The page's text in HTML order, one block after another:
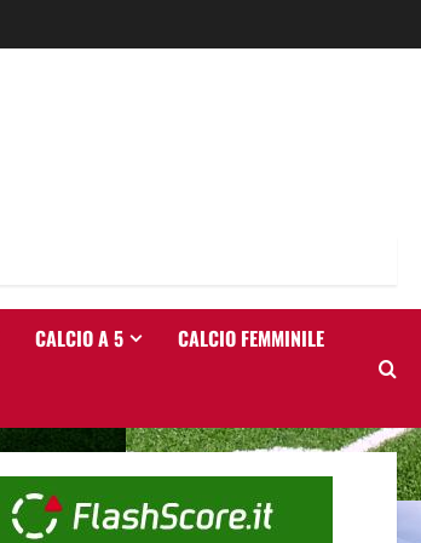
CALCIO A 5 CALCIO FEMMINILE